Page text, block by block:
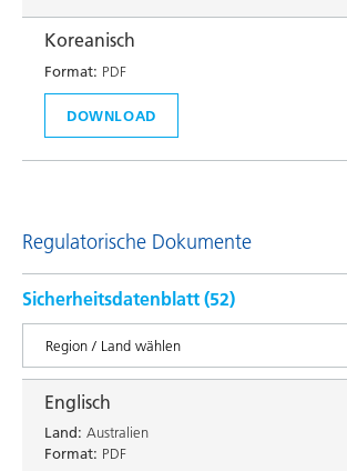
Koreanisch
Format: PDF
DOWNLOAD
Regulatorische Dokumente
Sicherheitsdatenblatt (52)
Englisch
Land: Australien
Format: PDF